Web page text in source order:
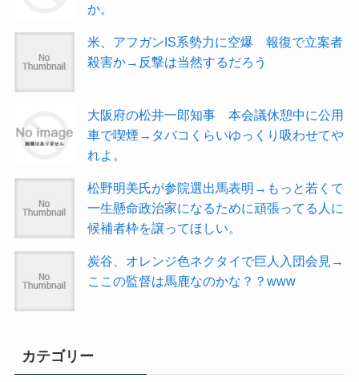
か。
米、アフガンIS系勢力に空爆 報復で立案者
殺害か→反撃は当然するだろう
大阪府の松井一郎知事 本会議休憩中に公用
車で喫煙→タバコくらいゆっくり吸わせてや
れよ。
松野明美氏が参院選出馬表明→もっと若くて
一生懸命政治家になるために頑張ってる人に
候補者枠を譲ってほしい。
炭谷、オレンジ色ネクタイで巨人入団会見→
ここの監督は馬鹿なのかな？？www
カテゴリー